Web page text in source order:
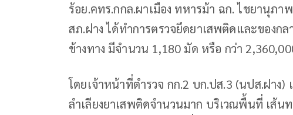
ร้อย.คทร.กกล.ผาเมือง ทหารม้า ฉก. ไชยานุภ
สภ.ฝาง ได้ทำการตรวจยึดยาเสพติดและของก
ข้างทาง มีจำนวน 1,180 มัด หรือ กว่า
โดยเจ้าหน้าที่ตำรวจ กก.2 บก.ปส.3 (นปส.ฝาง)
ลำเลียงยาเสพติดจำนวนมาก บริเวณพื้นที่ เส้